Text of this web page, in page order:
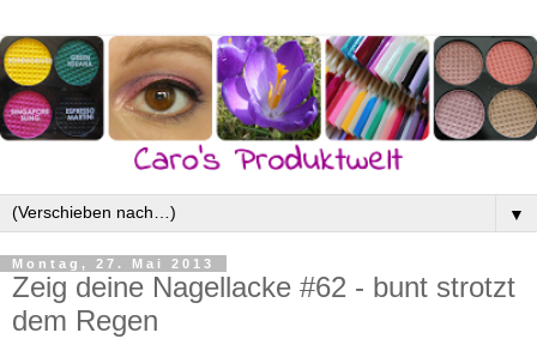
▼
Montag, 27. Mai 2013
Zeig deine Nagellacke #62 - bunt strotzt
dem Regen